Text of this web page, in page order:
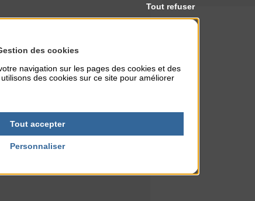
des cookies
navigation sur les pages des cookies et des
des cookies sur ce site pour améliorer
Tout accepter
Tout refuser
Personnaliser